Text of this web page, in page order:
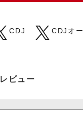
CDJ
CDJオ
レビュー